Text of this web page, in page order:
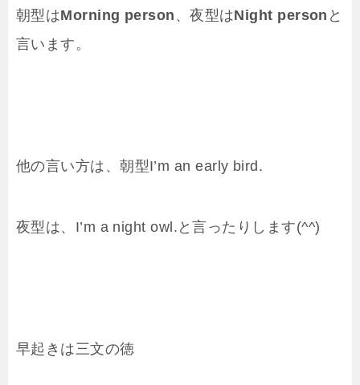
朝型はMorning person 、夜型はNight person と
言います。
他の言い方は、朝型I’m an early bird.
夜型は、I’m a night owl.と言ったりします(^^)
早起きは三文の徳